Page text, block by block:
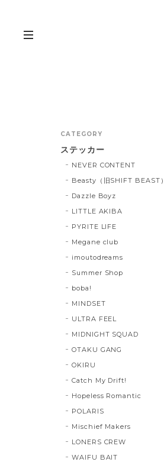
CATEGORY
ステッカー
NEVER CONTENT
Beasty（旧SHIFT BEAST）
Dazzle Boyz
LITTLE AKIBA
PYRITE LIFE
Megane club
imoutodreams
Summer Shop
boba!
MINDSET
ULTRA FEEL
MIDNIGHT SQUAD
OTAKU GANG
OKIRU
Catch My Drift!
Hopeless Romantic
POLARIS
Mischief Makers
LONERS CREW
WAIFU BAIT